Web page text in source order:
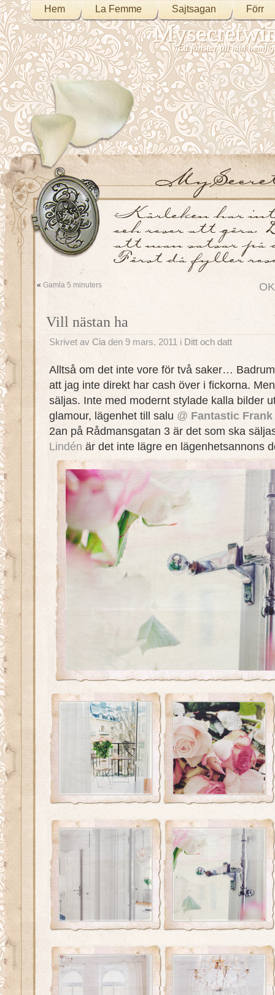
Hem La Femme Sajtsagan Förr
Ett fönster till min
« Gamla 5 minuters
Vill nästan ha
Skrivet av Cia den 9 mars, 2011 i Ditt och datt
Alltså om det inte vore för två saker…
att jag inte direkt har cash över i fickorna.
säljas. Inte med modernt stylade kalla bilder
glamour, lägenhet till salu @ Fantastic Frank
2an på Rådmansgatan 3 är det som ska
Lindén är det inte lägre en lägenhetsannons